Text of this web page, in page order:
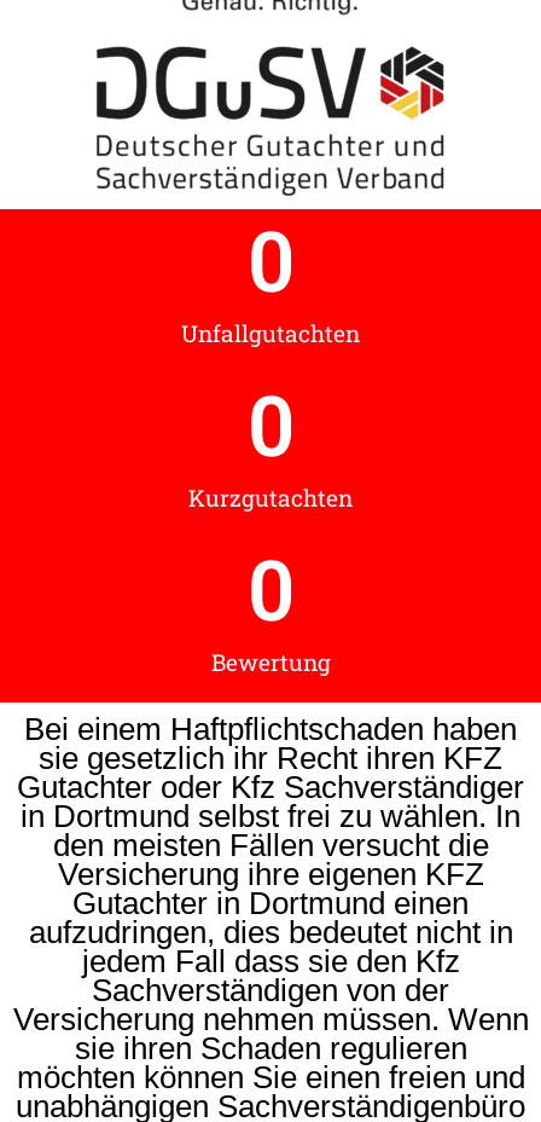
Unfallgutachten
0
Kurzgutachten
0
Bewertung
0
Bei einem Haftpflichtschaden haben
sie gesetzlich ihr Recht ihren KFZ
Gutachter oder Kfz Sachverständiger
in Dortmund selbst frei zu wählen. In
den meisten Fällen versucht die
Versicherung ihre eigenen KFZ
Gutachter in Dortmund einen
aufzudringen, dies bedeutet nicht in
jedem Fall dass sie den Kfz
Sachverständigen von der
Versicherung nehmen müssen. Wenn
sie ihren Schaden regulieren
möchten können Sie einen freien und
unabhängigen Sachverständigenbüro